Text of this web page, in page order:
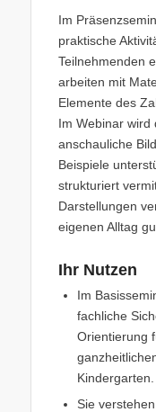
Im
praktische
Teilnehmenden
arbeiten mit
Elemente des
Im Webinar wird
anschauliche
Beispiele
strukturiert
Darstellungen
eigenen Alltag
Ihr Nutzen
Im
fachliche
Orientierung
Kindergarten.
Sie